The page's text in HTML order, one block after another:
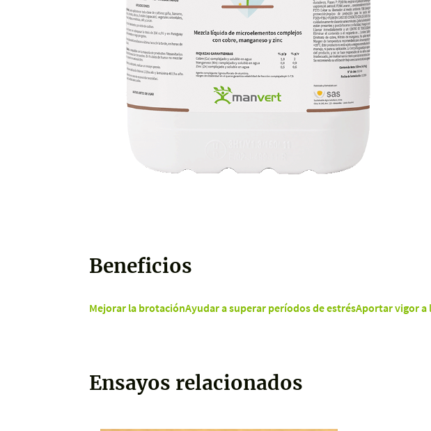
Beneficios
Mejorar la brotaciónAyudar a superar períodos de estrésAportar vigor a
Ensayos relacionados